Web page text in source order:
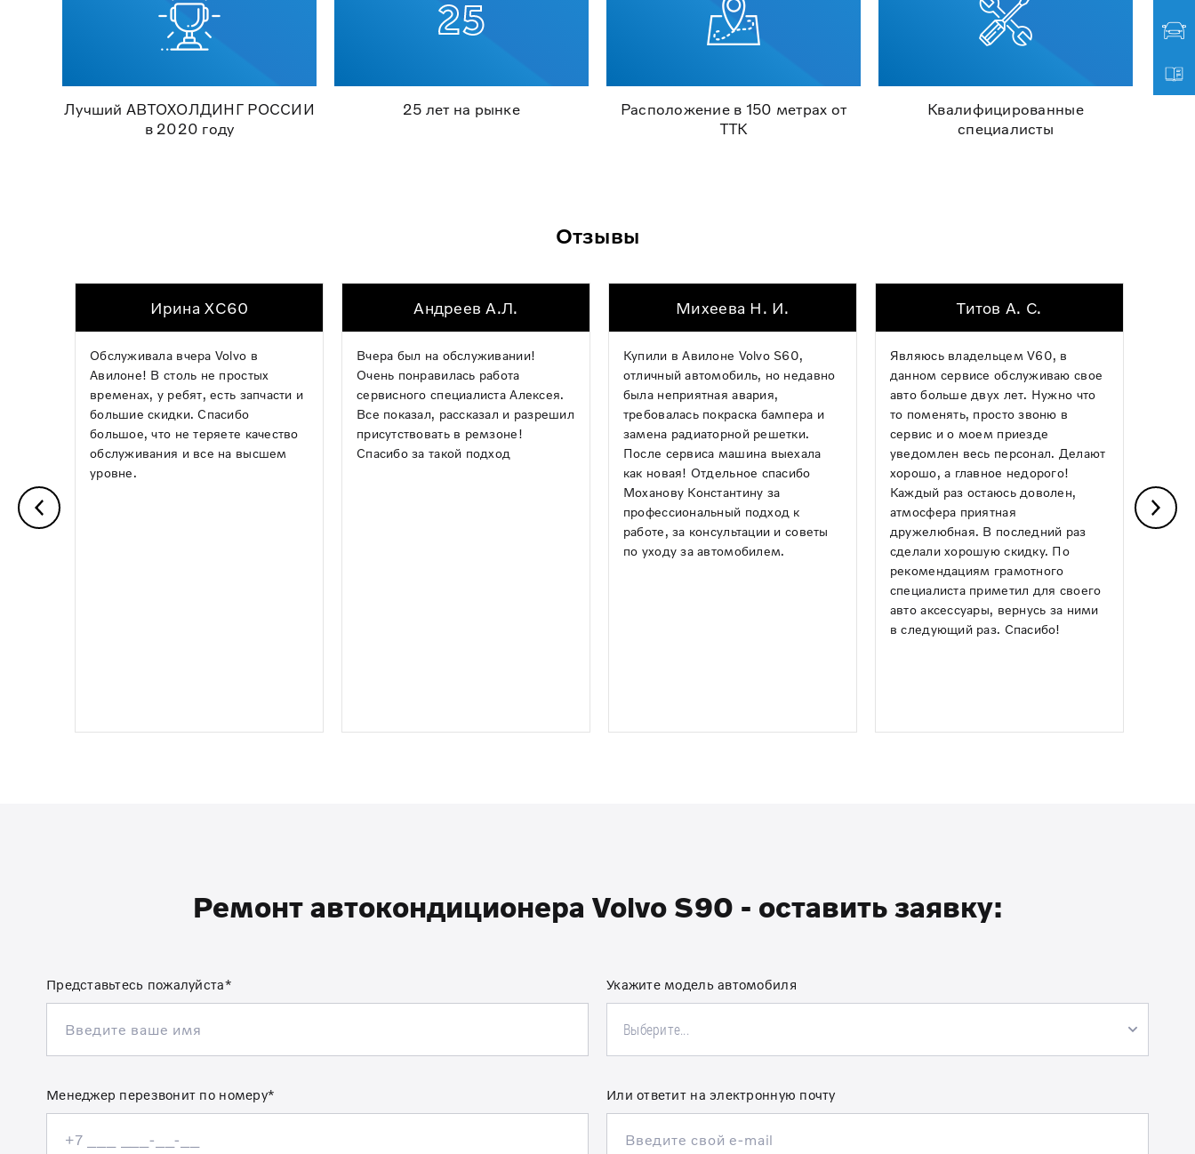
Лучший АВТОХОЛДИНГ РОССИИ
в 2020 году
25 лет на рынке
Расположение в 150 метрах от
ТТК
Квалифицированные
специалисты
Отзывы
Ирина XC60
Обслуживала вчера Volvo в
Авилоне! В столь не простых
временах, у ребят, есть запчасти и
большие скидки. Спасибо
большое, что не теряете качество
обслуживания и все на высшем
уровне.
Андреев А.Л.
Вчера был на обслуживании!
Очень понравилась работа
сервисного специалиста Алексея.
Все показал, рассказал и разрешил
присутствовать в ремзоне!
Спасибо за такой подход
Михеева Н. И.
Купили в Авилоне Volvo S60,
отличный автомобиль, но недавно
была неприятная авария,
требовалась покраска бампера и
замена радиаторной решетки.
После сервиса машина выехала
как новая! Отдельное спасибо
Моханову Константину за
профессиональный подход к
работе, за консультации и советы
по уходу за автомобилем.
Титов А. С.
Являюсь владельцем V60, в
данном сервисе обслуживаю свое
авто больше двух лет. Нужно что
то поменять, просто звоню в
сервис и о моем приезде
уведомлен весь персонал. Делают
хорошо, а главное недорого!
Каждый раз остаюсь доволен,
атмосфера приятная
дружелюбная. В последний раз
сделали хорошую скидку. По
рекомендациям грамотного
специалиста приметил для своего
авто аксессуары, вернусь за ними
в следующий раз. Спасибо!
Ремонт автокондиционера Volvo S90 - оставить заявку:
Представьтесь пожалуйста* Укажите модель автомобиля
Выберите...
Менеджер перезвонит по номеру* Или ответит на электронную почту